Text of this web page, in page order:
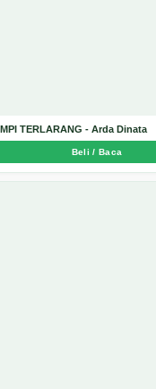
TERLARANG - Arda Dinata
Beli / Baca